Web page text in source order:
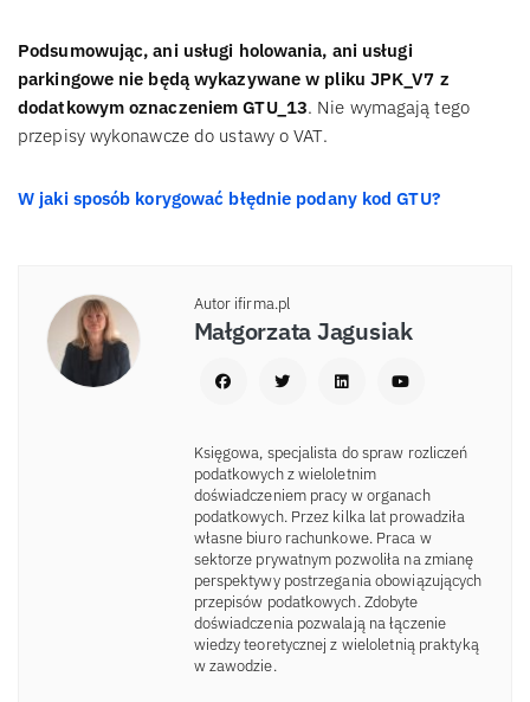
Podsumowując, ani usługi holowania, ani usługi
parkingowe nie będą wykazywane w pliku JPK_V7 z
dodatkowym oznaczeniem GTU_13. Nie wymagają tego
przepisy wykonawcze do ustawy o VAT.
W jaki sposób korygować błędnie podany kod GTU?
Autor ifirma.pl
Małgorzata Jagusiak
Księgowa, specjalista do spraw rozliczeń
podatkowych z wieloletnim
doświadczeniem pracy w organach
podatkowych. Przez kilka lat prowadziła
własne biuro rachunkowe. Praca w
sektorze prywatnym pozwoliła na zmianę
perspektywy postrzegania obowiązujących
przepisów podatkowych. Zdobyte
doświadczenia pozwalają na łączenie
wiedzy teoretycznej z wieloletnią praktyką
w zawodzie.